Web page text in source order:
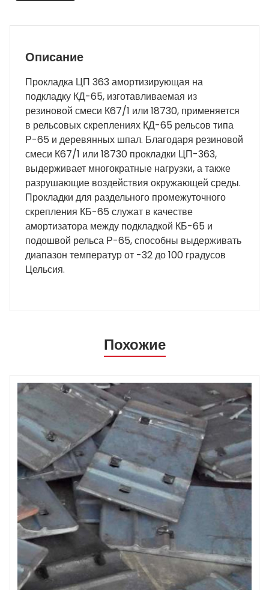
Описание
Прокладка ЦП 363 амортизирующая на
подкладку КД-65, изготавливаемая из
резиновой смеси К67/1 или 18730, применяется
в рельсовых скреплениях КД-65 рельсов типа
Р-65 и деревянных шпал. Благодаря резиновой
смеси К67/1 или 18730 прокладки ЦП-363,
выдерживает многократные нагрузки, а также
разрушающие воздействия окружающей среды.
Прокладки для раздельного промежуточного
скрепления КБ-65 служат в качестве
амортизатора между подкладкой КБ-65 и
подошвой рельса Р-65, способны выдерживать
диапазон температур от -32 до 100 градусов
Цельсия.
Похожие